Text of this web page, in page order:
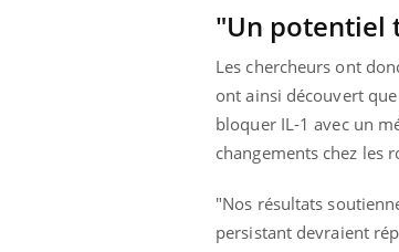
"Un potentiel
Les chercheurs ont
ont ainsi découvert
bloquer IL-1 avec un
changements chez les
"Nos résultats
persistant devraient
soleil, activités en plein air… Nos